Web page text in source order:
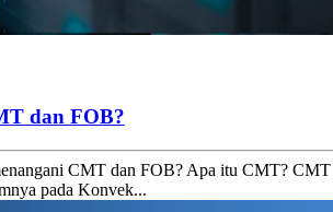
dan FOB?
CMT dan FOB? Apa itu CMT?
pada Konvek...